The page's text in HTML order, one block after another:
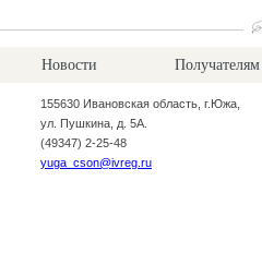
Новости Получателям
155630 Ивановская область, г.Южа,
ул. Пушкина, д. 5А.
(49347) 2-25-48
yuga_cson@ivreg.ru